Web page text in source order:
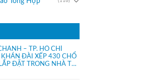
– TP. HỒ CHÍ
KHÁN ĐÀI XẾP 430 CHỔ
ĐẶT TRONG NHÀ THI